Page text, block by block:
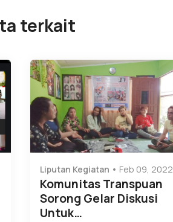
terkait
Liputan Kegiatan Feb 09, 2022
Komunitas Transpuan
Sorong Gelar Diskusi
Untuk…